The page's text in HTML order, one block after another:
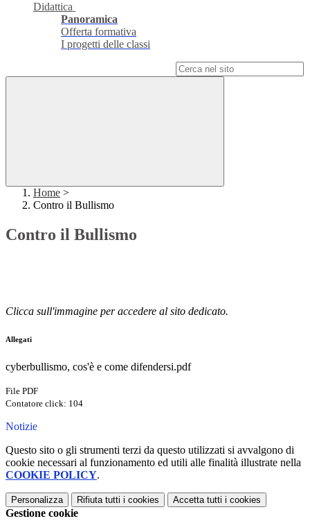
Didattica
Panoramica
Offerta formativa
I progetti delle classi
Home >
Contro il Bullismo
Contro il Bullismo
Clicca sull'immagine per accedere al sito dedicato.
Allegati
cyberbullismo, cos'è e come difendersi.pdf
File PDF
Contatore click: 104
Notizie
Questo sito o gli strumenti terzi da questo utilizzati si avvalgono di
cookie necessari al funzionamento ed utili alle finalità illustrate nella
COOKIE POLICY.
Personalizza Rifiuta tutti i cookies Accetta tutti i cookies
Gestione cookie